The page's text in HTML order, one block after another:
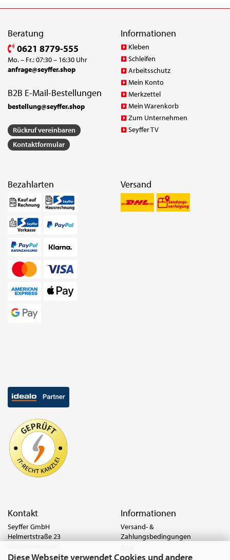
Diese Webseite verwendet Cookies und andere
Beratung
0621 8779-555
Mo. – Fr.: 07:30 – 16:30 Uhr
anfrage@seyffer.shop
B2B E-Mail-Bestellungen
bestellung@seyffer.shop
Rückruf vereinbaren
Kontaktformular
Informationen
Kleben
Schleifen
Arbeitsschutz
Mein Konto
Merkzettel
Mein Warenkorb
Zum Unternehmen
Seyffer TV
Bezahlarten Versand
Kontakt
Seyffer GmbH
Helmertstraße 23
Deutschland
Informationen
Versand- &
Zahlungsbedingungen